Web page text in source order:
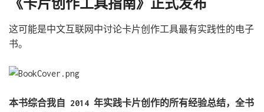
《卡片创作工具指南》正式发布
这可能是中文互联网中讨论卡片创作工具最有实践性的电子
书。 ​
本书综合我自 2014 年实践卡片创作的所有经验总结，全书